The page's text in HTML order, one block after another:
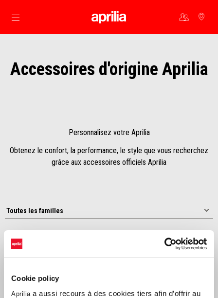
Cookie policy
Aprilia a aussi recours à des cookies tiers afin d’offrir au
Aller au contenu principal
Accessoires d'origine Aprilia
Personnalisez votre Aprilia
Obtenez le confort, la performance, le style que vous recherchez
grâce aux accessoires officiels Aprilia